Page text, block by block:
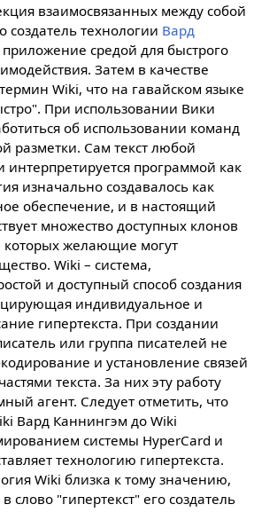
взаимосвязанных между собой
создатель технологии Вард
средой для быстрого
Затем в качестве
Wiki, что на гавайском языке
При использовании Вики
об использовании команд
разметки. Сам текст любой
программой как
изначально создавалось как
обеспечение, и в настоящий
множество доступных клонов
которых желающие могут
Wiki – система,
и доступный способ создания
индивидуальное и
гипертекста. При создании
или группа писателей не
и установление связей
текста. За них эту работу
агент. Следует отметить, что
Вард Каннингэм до Wiki
системы HyperCard и
технологию гипертекста.
Wiki близка к тому значению,
слово "гипертекст" его создатель